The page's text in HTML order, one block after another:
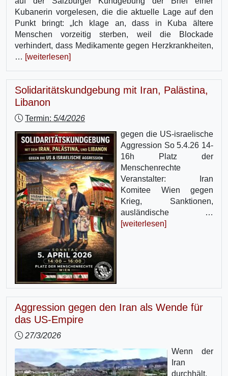
Kubanerin vorgelesen, die die aktuelle Lage auf den
Punkt bringt: „Ich klage an, dass in Kuba ältere
Menschen vorzeitig sterben, weil die Blockade
verhindert, dass Medikamente gegen Herzkrankheiten,
… [weiterlesen]
Solidaritätskundgebung mit Iran, Palästina,
Libanon
Termin: 5/4/2026
gegen die US-israelische
Aggression So 5.4.26 14-
16h Platz der
Menschenrechte
Veranstalter: Iran
Komitee Wien gegen
Krieg, Sanktionen,
ausländische …
[weiterlesen]
Aggression gegen den Iran als Wende für
das US-Empire
27/3/2026
Wenn der
Iran
durchhält,